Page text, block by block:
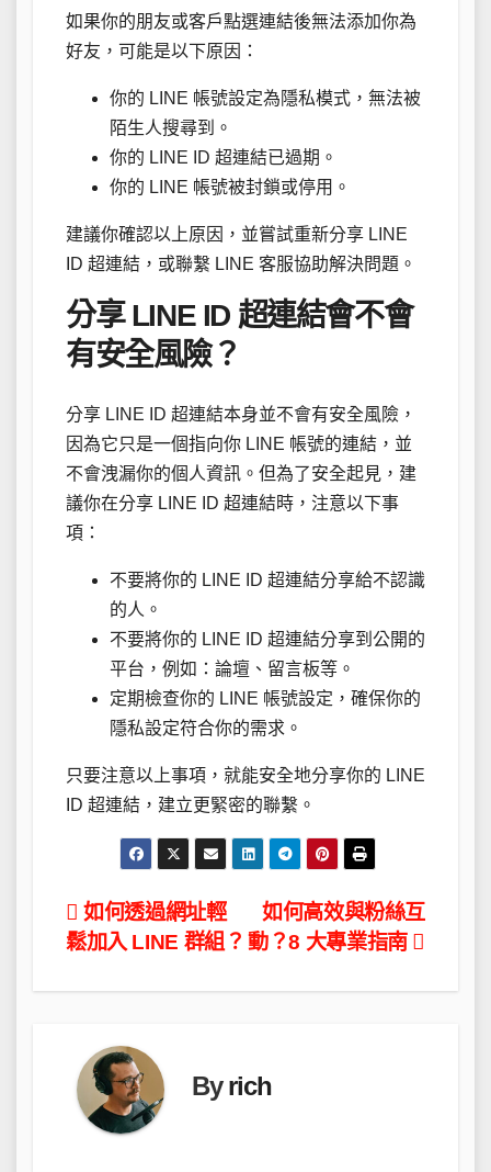
如果你的朋友或客戶點選連結後無法添加你為
好友，可能是以下原因：
你的 LINE 帳號設定為隱私模式，無法被
陌生人搜尋到。
你的 LINE ID 超連結已過期。
你的 LINE 帳號被封鎖或停用。
建議你確認以上原因，並嘗試重新分享 LINE
ID 超連結，或聯繫 LINE 客服協助解決問題。
分享 LINE ID 超連結會不會
有安全風險？
分享 LINE ID 超連結本身並不會有安全風險，
因為它只是一個指向你 LINE 帳號的連結，並
不會洩漏你的個人資訊。但為了安全起見，建
議你在分享 LINE ID 超連結時，注意以下事
項：
不要將你的 LINE ID 超連結分享給不認識
的人。
不要將你的 LINE ID 超連結分享到公開的
平台，例如：論壇、留言板等。
定期檢查你的 LINE 帳號設定，確保你的
隱私設定符合你的需求。
只要注意以上事項，就能安全地分享你的 LINE
ID 超連結，建立更緊密的聯繫。
文
章
覽
如何高效與粉絲互
動？8 大專業指南
如何透過網址輕
鬆加入 LINE 群組？
Byrich